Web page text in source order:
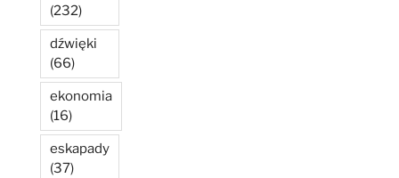
(232)
dźwięki
(66)
ekonomia
(16)
eskapady
(37)